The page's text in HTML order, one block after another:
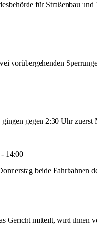
für Straßenbau
vorübergehenden
gegen 2:30 Uhr
14:00
beide Fahrbahnen
Gericht mitteilt, wird ihnen